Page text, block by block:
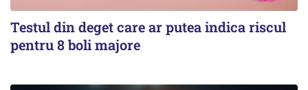
Testul din deget care ar putea indica riscul
pentru 8 boli majore